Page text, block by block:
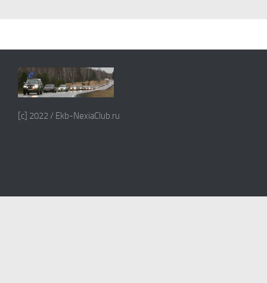
[c] 2022 / Ekb-NexiaClub.ru